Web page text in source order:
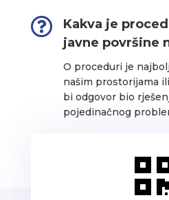

Kakva je
javne površine
O proceduri je
našim prostorijama
bi odgovor bio
pojedinačnog